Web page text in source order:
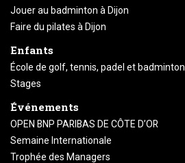
Jouer au badminton à Dijon
Faire du pilates à Dijon
Enfants
École de golf, tennis, padel et badminton
Stages
Événements
OPEN BNP PARIBAS DE CÔTE D’OR
Semaine Internationale
Trophée des Managers